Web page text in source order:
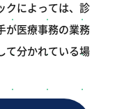
クによっては、診
が医療事務の業務
て分かれている場